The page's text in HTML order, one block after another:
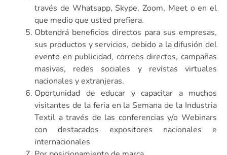
través de Whatsapp, Skype, Zoom, Meet o en el
que medio que usted prefiera.
Obtendrá beneficios directos para sus empresas,
sus productos y servicios, debido a la difusión del
evento en publicidad, correos directos, campañas
masivas, redes sociales y revistas virtuales
nacionales y extranjeras.
Oportunidad de educar y capacitar a muchos
visitantes de la feria en la Semana de la Industria
Textil a través de las conferencias y/o Webinars
con destacados expositores nacionales e
internacionales